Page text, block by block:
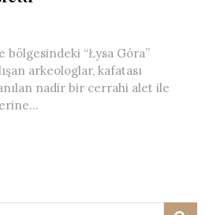
bölgesindeki “Łysa Góra”
arkeologlar, kafatası
nadir bir cerrahi alet ile